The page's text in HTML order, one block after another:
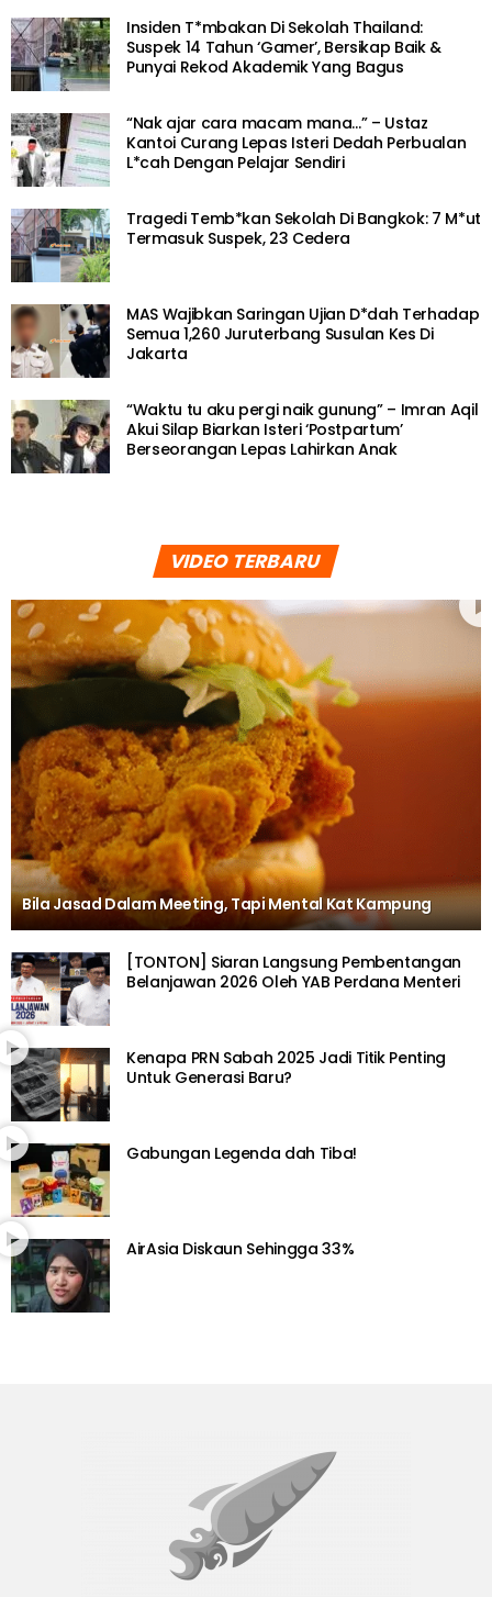
Insiden T*mbakan Di Sekolah Thailand:
Suspek 14 Tahun ‘Gamer’, Bersikap Baik &
Punyai Rekod Akademik Yang Bagus
“Nak ajar cara macam mana…” – Ustaz
Kantoi Curang Lepas Isteri Dedah Perbualan
L*cah Dengan Pelajar Sendiri
Tragedi Temb*kan Sekolah Di Bangkok: 7 M*ut
Termasuk Suspek, 23 Cedera
MAS Wajibkan Saringan Ujian D*dah Terhadap
Semua 1,260 Juruterbang Susulan Kes Di
Jakarta
“Waktu tu aku pergi naik gunung” – Imran Aqil
Akui Silap Biarkan Isteri ‘Postpartum’
Berseorangan Lepas Lahirkan Anak
VIDEO TERBARU
Bila Jasad Dalam Meeting, Tapi Mental Kat Kampung
[TONTON] Siaran Langsung Pembentangan
Belanjawan 2026 Oleh YAB Perdana Menteri
Kenapa PRN Sabah 2025 Jadi Titik Penting
Untuk Generasi Baru?
Gabungan Legenda dah Tiba!
AirAsia Diskaun Sehingga 33%